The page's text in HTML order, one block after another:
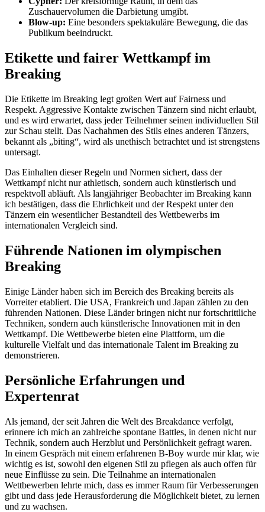
Zuschauervolumen die Darbietung umgibt.
Blow-up: Eine besonders spektakuläre Bewegung, die das
Publikum beeindruckt.
Etikette und fairer Wettkampf im
Breaking
Die Etikette im Breaking legt großen Wert auf Fairness und
Respekt. Aggressive Kontakte zwischen Tänzern sind nicht erlaubt,
und es wird erwartet, dass jeder Teilnehmer seinen individuellen Stil
zur Schau stellt. Das Nachahmen des Stils eines anderen Tänzers,
bekannt als „biting“, wird als unethisch betrachtet und ist strengstens
untersagt.
Das Einhalten dieser Regeln und Normen sichert, dass der
Wettkampf nicht nur athletisch, sondern auch künstlerisch und
respektvoll abläuft. Als langjähriger Beobachter im Breaking kann
ich bestätigen, dass die Ehrlichkeit und der Respekt unter den
Tänzern ein wesentlicher Bestandteil des Wettbewerbs im
internationalen Vergleich sind.
Führende Nationen im olympischen
Breaking
Einige Länder haben sich im Bereich des Breaking bereits als
Vorreiter etabliert. Die USA, Frankreich und Japan zählen zu den
führenden Nationen. Diese Länder bringen nicht nur fortschrittliche
Techniken, sondern auch künstlerische Innovationen mit in den
Wettkampf. Die Wettbewerbe bieten eine Plattform, um die
kulturelle Vielfalt und das internationale Talent im Breaking zu
demonstrieren.
Persönliche Erfahrungen und
Expertenrat
Als jemand, der seit Jahren die Welt des Breakdance verfolgt,
erinnere ich mich an zahlreiche spontane Battles, in denen nicht nur
Technik, sondern auch Herzblut und Persönlichkeit gefragt waren.
In einem Gespräch mit einem erfahrenen B-Boy wurde mir klar, wie
wichtig es ist, sowohl den eigenen Stil zu pflegen als auch offen für
neue Einflüsse zu sein. Die Teilnahme an internationalen
Wettbewerben lehrte mich, dass es immer Raum für Verbesserungen
gibt und dass jede Herausforderung die Möglichkeit bietet, zu lernen
und zu wachsen.